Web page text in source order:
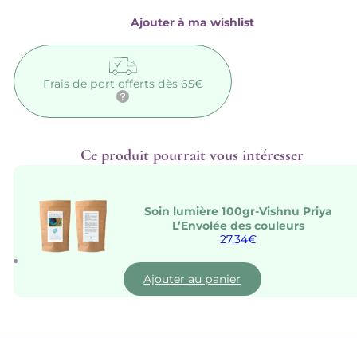
Ajouter à ma wishlist
Frais de port offerts dès 65€
Ce produit pourrait vous intéresser
Soin lumière 100gr-Vishnu Priya
L’Envolée des couleurs
27,34€
Ajouter au panier